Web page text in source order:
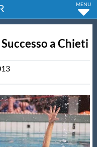
a Chieti